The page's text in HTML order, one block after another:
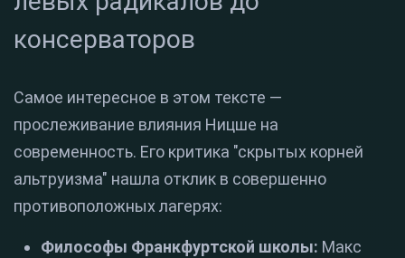
консерваторов
Самое интересное в этом тексте —
прослеживание влияния Ницше на
современность. Его критика "скрытых корней
альтруизма" нашла отклик в совершенно
противоположных лагерях:
Философы Франкфуртской школы: Макс